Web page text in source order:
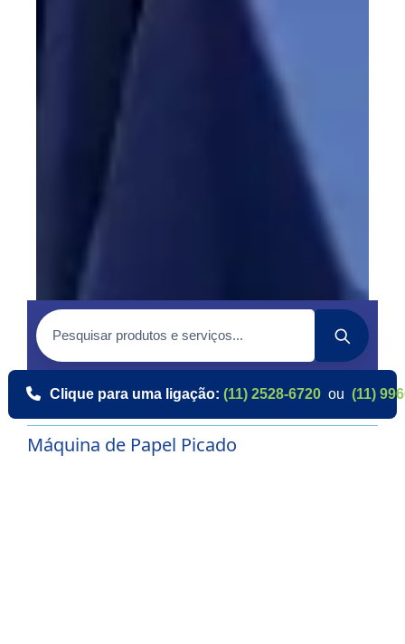
Clique para uma ligação: (11) 2528-6720 ou (11)
Máquina de Papel Picado